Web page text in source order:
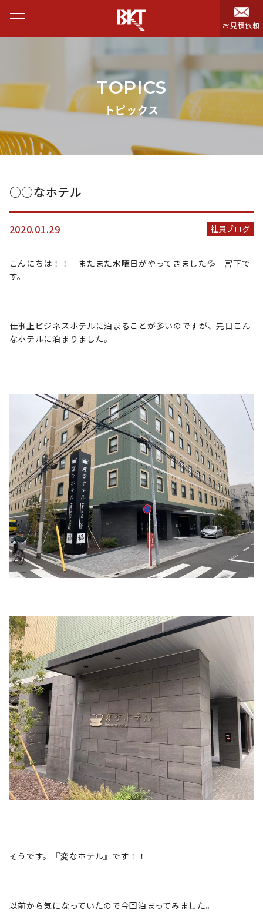
お見積依頼
TOPICS
トピックス
○○なホテル
2020.01.29 社員ブログ
こんにちは！！ またまた水曜日がやってきました💦 宮下で
す。
仕事上ビジネスホテルに泊まることが多いのですが、先日こん
なホテルに泊まりました。
そうです。『変なホテル』です！！
以前から気になっていたので今回泊まってみました。